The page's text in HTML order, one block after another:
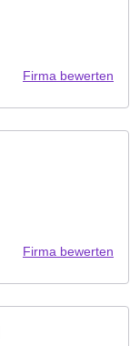
Firma bewerten
Firma bewerten